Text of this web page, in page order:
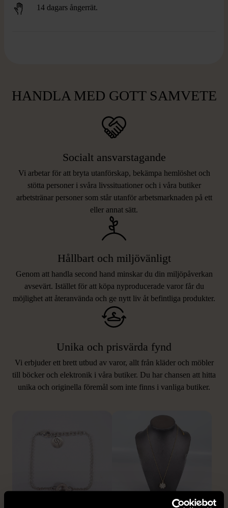
14 dagars ångerrät.
HANDLA MED GOTT SAMVETE
Socialt ansvarstagande
Vi arbetar för att bryta utanförskap, bekämpa hemlöshet och
stötta personer i svåra livssituationer och i våra butiker
arbetstränar personer som står utanför arbetsmarknaden på ett
eller annat sätt.
Hållbart och miljövänligt
Genom att handla second hand minskar du din miljöpåverkan
avsevärt. Istället för att köpa nyproducerade varor får du
möjlighet att återanvända och ge nytt liv åt befintliga produkter.
Unika och prisvärda fynd
Vi erbjuder ett brett utbud av varor, allt från kläder och möbler
till böcker och elektronik i våra butiker. Du har chansen att hitta
unika och originella föremål som inte finns i vanliga butiker.
LIKNANDE PRODUKTER
Hitta produkter som påminner om denna